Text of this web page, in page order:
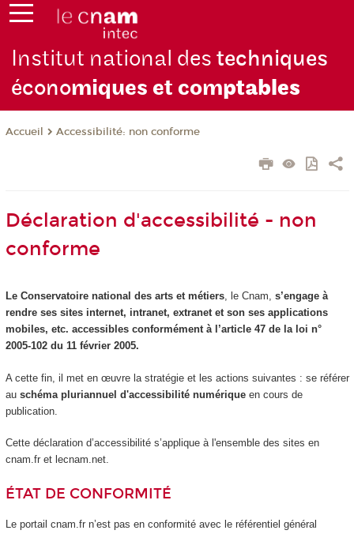
Institut national destechniques
économiques et comptables
Accueil Accessibilité: non conforme
Déclaration d'accessibilité - non
conforme
Le Conservatoire national des arts et métiers, le Cnam, s’engage à
rendre ses sites internet, intranet, extranet et son ses applications
mobiles, etc. accessibles conformément à l’article 47 de la loi n°
2005-102 du 11 février 2005.
A cette fin, il met en œuvre la stratégie et les actions suivantes : se référer
au schéma pluriannuel d'accessibilité numériqueen cours de
publication.
Cette déclaration d’accessibilité s’applique à l'ensemble des sites en
cnam.fr et lecnam.net.
ÉTAT DE CONFORMITÉ
Le portail cnam.fr n’est pas en conformité avec le référentiel général